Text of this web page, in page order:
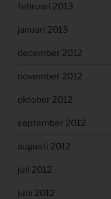
februari 2013
januari 2013
december 2012
november 2012
oktober 2012
september 2012
augusti 2012
juli 2012
juni 2012